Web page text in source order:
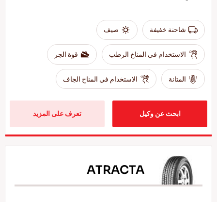
شاحنة خفيفة صيف
الاستخدام في المناخ الرطب قوة الجر
المتانة الاستخدام في المناخ الجاف
ابحث عن وكيل تعرف على المزيد
ATRACTA